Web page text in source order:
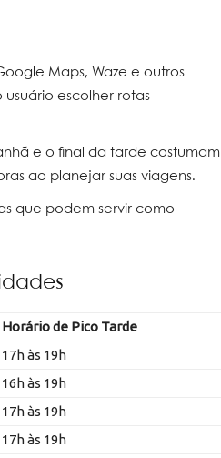
Maps, Waze e outros
escolher rotas
e o final da tarde costumam
ao planejar suas viagens.
que podem servir como
Horário de Pico Tarde
17h às 19h
16h às 19h
17h às 19h
17h às 19h